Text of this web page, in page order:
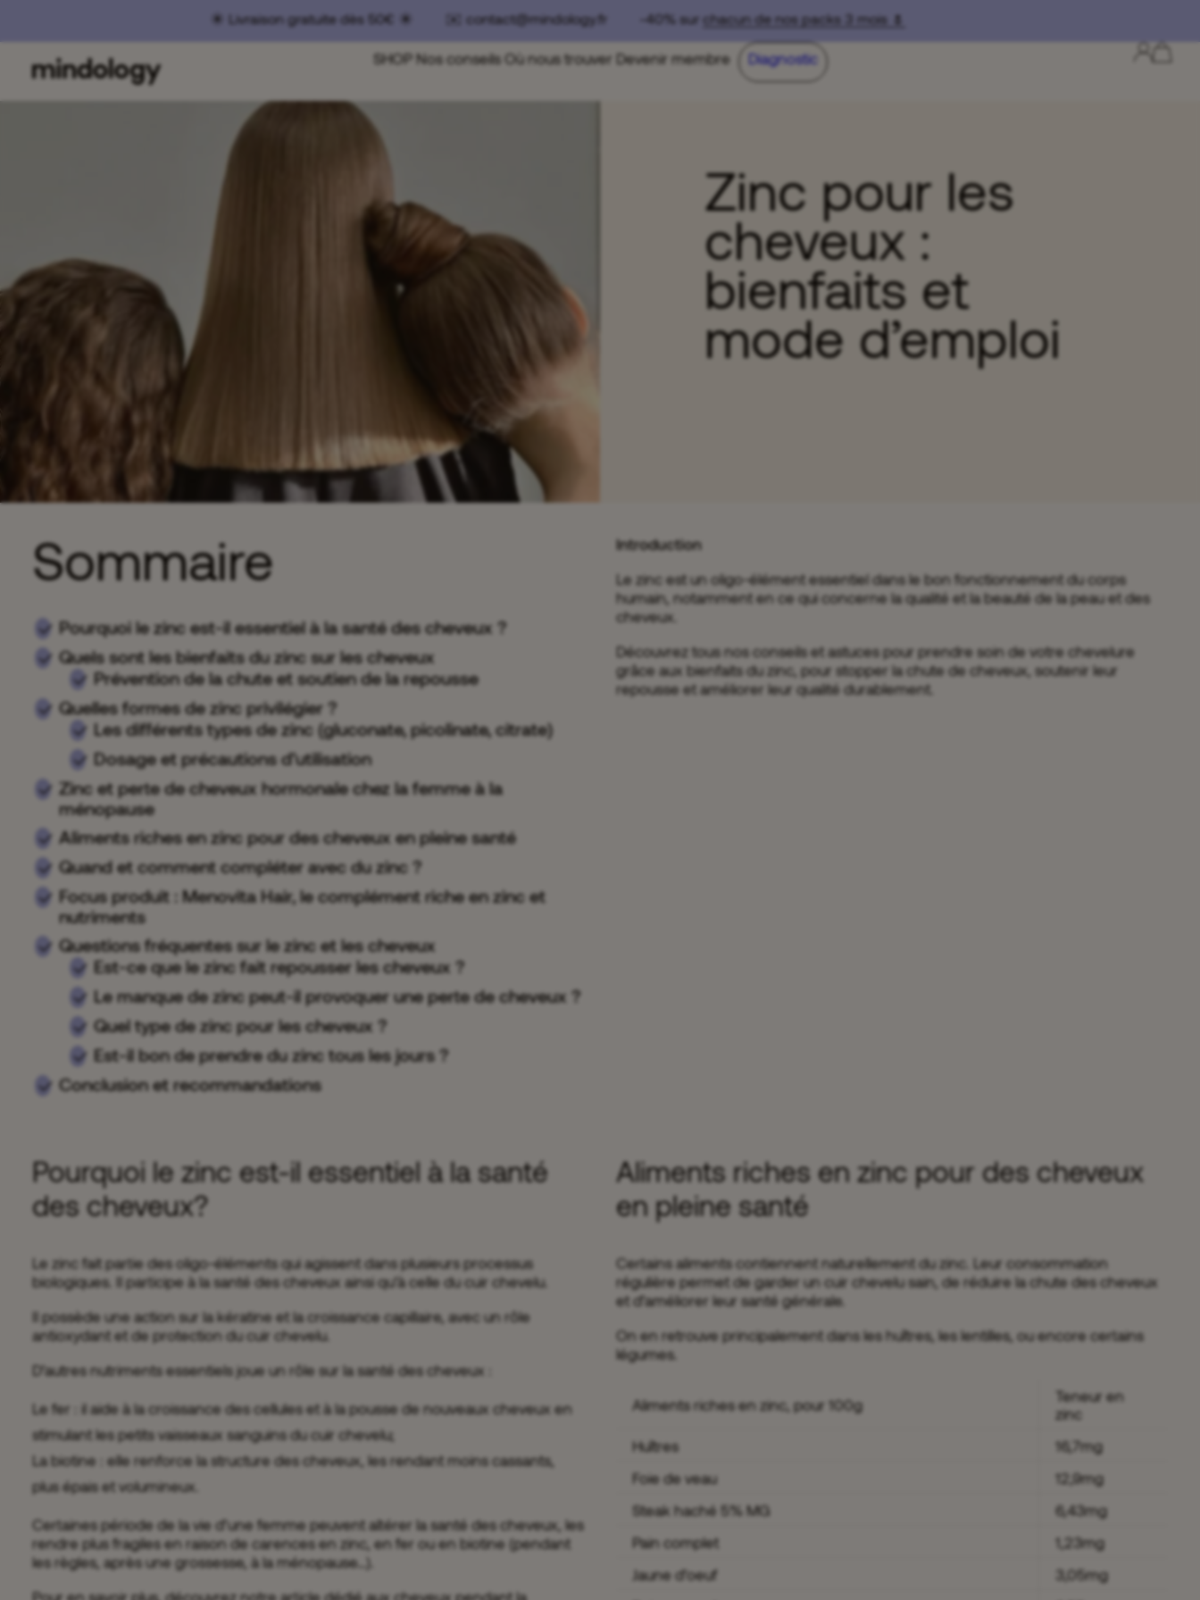
☀️ Livraison gratuite dès 50€ ☀️ ✉️ contact@mindology.fr -40% surchacun de nos packs 3 mois 🌷
SHOP Nos conseils Où nous trouver Devenir membre Diagnostic
Zinc pour les
cheveux :
bienfaits et
mode d’emploi
Sommaire
Pourquoi le zinc est-il essentiel à la santé des cheveux ?
Quels sont les bienfaits du zinc sur les cheveux
Prévention de la chute et soutien de la repousse
Quelles formes de zinc privilégier ?
Les différents types de zinc (gluconate, picolinate, citrate)
Dosage et précautions d’utilisation
Zinc et perte de cheveux hormonale chez la femme à la
ménopause
Aliments riches en zinc pour des cheveux en pleine santé
Quand et comment compléter avec du zinc ?
Focus produit : Menovita Hair, le complément riche en zinc et
nutriments
Questions fréquentes sur le zinc et les cheveux
Est-ce que le zinc fait repousser les cheveux ?
Le manque de zinc peut-il provoquer une perte de cheveux ?
Quel type de zinc pour les cheveux ?
Est-il bon de prendre du zinc tous les jours ?
Conclusion et recommandations
Introduction
Le zinc est un oligo-élément essentiel dans le bon fonctionnement du corps
humain, notamment en ce qui concerne la qualité et la beauté de la peau et des
cheveux.
Découvrez tous nos conseils et astuces pour prendre soin de votre chevelure
grâce aux bienfaits du zinc, pour stopper la chute de cheveux, soutenir leur
repousse et améliorer leur qualité durablement.
Pourquoi le zinc est-il essentiel à la santé
des cheveux?
Le zinc fait partie des oligo-éléments qui agissent dans plusieurs processus
biologiques. Il participe à la santé des cheveux ainsi qu’à celle du cuir chevelu.
Il possède une action sur la kératine et la croissance capillaire, avec un rôle
antioxydant et de protection du cuir chevelu.
D’autres nutriments essentiels joue un rôle sur la santé des cheveux :
Le fer : il aide à la croissance des cellules et à la pousse de nouveaux cheveux en
stimulant les petits vaisseaux sanguins du cuir chevelu;
La biotine : elle renforce la structure des cheveux, les rendant moins cassants,
plus épais et volumineux.
Certaines période de la vie d’une femme peuvent altérer la santé des cheveux, les
rendre plus fragiles en raison de carences en zinc, en fer ou en biotine (pendant
les règles, après une grossesse, à la ménopause…).
Pour en savoir plus, découvrez notre article dédié aux cheveux pendant la
Aliments riches en zinc pour des cheveux
en pleine santé
Certains aliments contiennent naturellement du zinc. Leur consommation
régulière permet de garder un cuir chevelu sain, de réduire la chute des cheveux
et d’améliorer leur santé générale.
On en retrouve principalement dans les huîtres, les lentilles, ou encore certains
légumes.
Aliments riches en zinc, pour 100g
Teneur en
zinc
Huîtres
16,7mg
Foie de veau
12,9mg
Steak haché 5% MG
6,43mg
Pain complet
1,23mg
Jaune d’oeuf
3,05mg